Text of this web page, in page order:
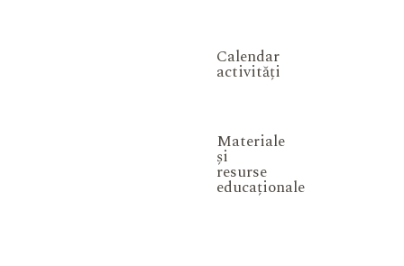
Calendar
activități
Materiale
și
resurse
educaționale